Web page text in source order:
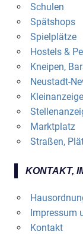
Schulen
Spätshops
Spielplätze
Hostels &
Kneipen,
Neustadt-
Marktplatz
Straßen,
KONTAKT,
Impressum
Kontakt